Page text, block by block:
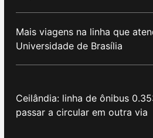
Mais viagens na linha que
Universidade de Brasília
Ceilândia: linha de ônibus
passar a circular em outra via